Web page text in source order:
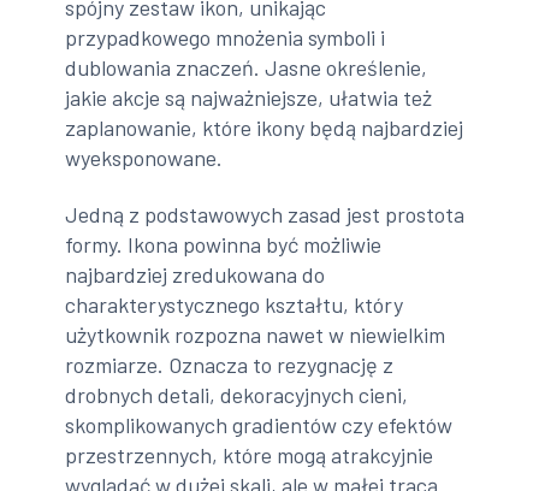
spójny zestaw ikon, unikając
przypadkowego mnożenia symboli i
dublowania znaczeń. Jasne określenie,
jakie akcje są najważniejsze, ułatwia też
zaplanowanie, które ikony będą najbardziej
wyeksponowane.
Jedną z podstawowych zasad jest prostota
formy. Ikona powinna być możliwie
najbardziej zredukowana do
charakterystycznego kształtu, który
użytkownik rozpozna nawet w niewielkim
rozmiarze. Oznacza to rezygnację z
drobnych detali, dekoracyjnych cieni,
skomplikowanych gradientów czy efektów
przestrzennych, które mogą atrakcyjnie
wyglądać w dużej skali, ale w małej tracą